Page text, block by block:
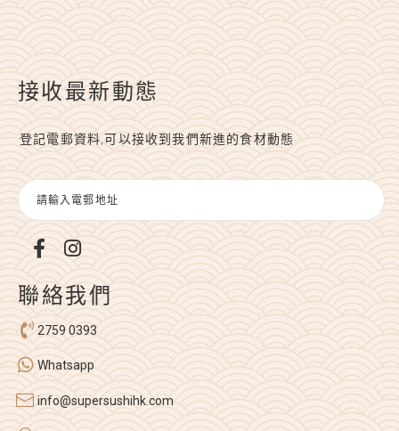
接收最新動態
登記電郵資料,可以接收到我們新進的食材動態
聯絡我們
2759 0393
Whatsapp
info@supersushihk.com